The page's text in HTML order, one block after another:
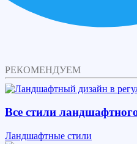
РЕКОМЕНДУЕМ
Все стили
Ландшафтные стили